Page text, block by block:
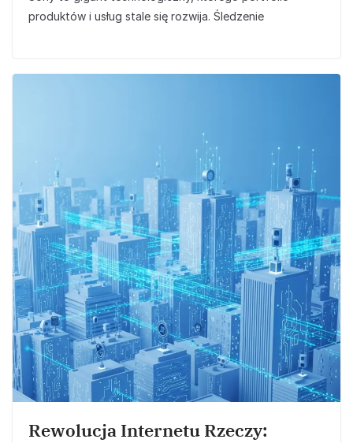
produktów i usług stale się rozwija. Śledzenie
Rewolucja Internetu Rzeczy: